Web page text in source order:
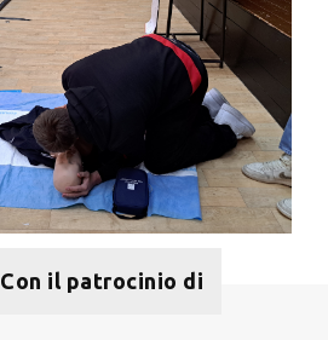
Con il patrocinio di